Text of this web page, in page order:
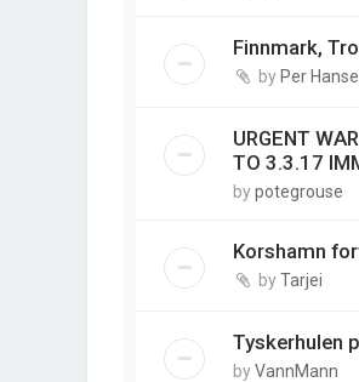
Finnmark,
by Per
URGENT
TO 3.3.17
bypotegrouse
Korshamn
byTarjei
Tyskerhulen
byVannMann